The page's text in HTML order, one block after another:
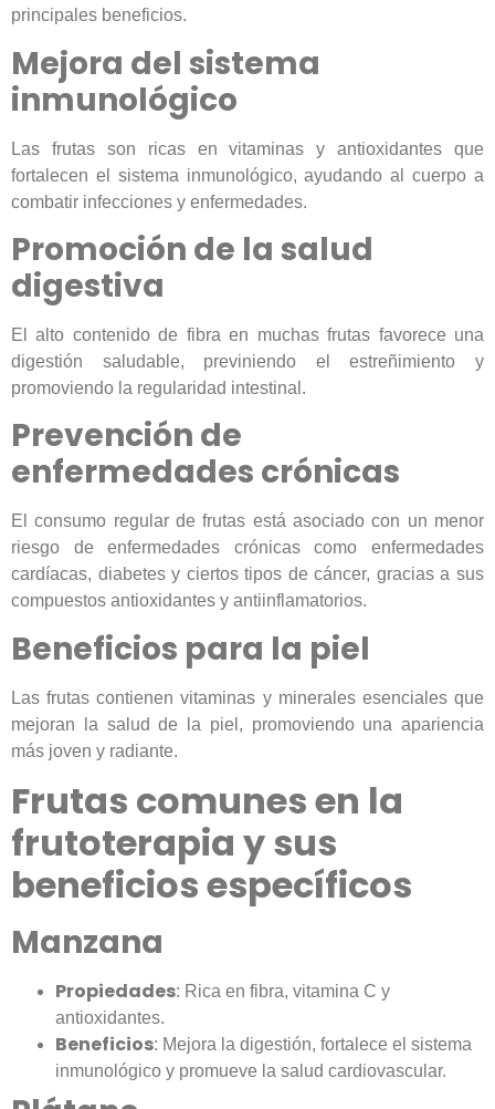
principales beneficios.
Mejora del sistema
inmunológico
Las frutas son ricas en vitaminas y antioxidantes que
fortalecen el sistema inmunológico, ayudando al cuerpo a
combatir infecciones y enfermedades.
Promoción de la salud
digestiva
El alto contenido de fibra en muchas frutas favorece una
digestión saludable, previniendo el estreñimiento y
promoviendo la regularidad intestinal.
Prevención de
enfermedades crónicas
El consumo regular de frutas está asociado con un menor
riesgo de enfermedades crónicas como enfermedades
cardíacas, diabetes y ciertos tipos de cáncer, gracias a sus
compuestos antioxidantes y antiinflamatorios.
Beneficios para la piel
Las frutas contienen vitaminas y minerales esenciales que
mejoran la salud de la piel, promoviendo una apariencia
más joven y radiante.
Frutas comunes en la
frutoterapia y sus
beneficios específicos
Manzana
Propiedades: Rica en fibra, vitamina C y
antioxidantes.
Beneficios: Mejora la digestión, fortalece el sistema
inmunológico y promueve la salud cardiovascular.